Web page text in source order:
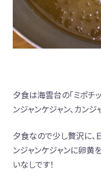
夕食は海雲台の「ミポチ
ンジャンケジャン、カンジ
夕食なので少し贅沢に
ンジャンケジャンに卵黄
いなしです！